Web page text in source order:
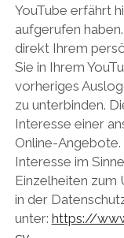
YouTube erfährt
aufgerufen
direkt Ihrem
Sie in Ihrem
vorheriges
zu unterbinden.
Interesse einer
Online-
Interesse im
Einzelheiten zum
in der
unter: https://